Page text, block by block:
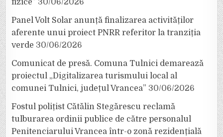
fizice” 30/06/2026
Panel Volt Solar anunță finalizarea activităților
aferente unui proiect PNRR referitor la tranziția
verde 30/06/2026
Comunicat de presă. Comuna Tulnici demarează
proiectul „Digitalizarea turismului local al
comunei Tulnici, județul Vrancea” 30/06/2026
Fostul polițist Cătălin Stegărescu reclamă
tulburarea ordinii publice de către personalul
Penitenciarului Vrancea într-o zonă rezidențială